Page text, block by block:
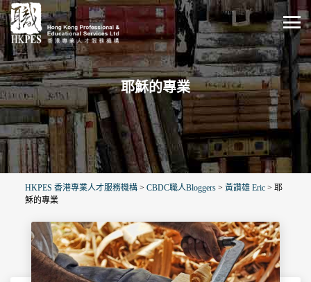
耶穌的專業
HKPES 香港專業人才服務機構 > CBDC職人Bloggers > 黃讚雄 Eric > 耶
穌的專業